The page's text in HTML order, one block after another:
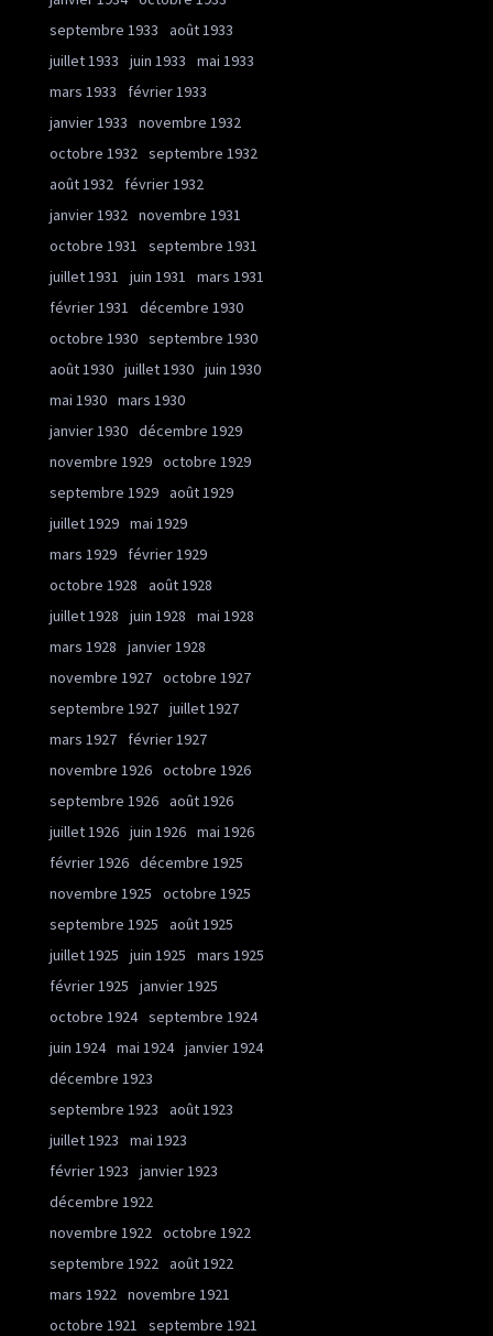
septembre 1933
août 1933
juillet 1933
juin 1933
mai 1933
mars 1933
février 1933
janvier 1933
novembre 1932
octobre 1932
septembre 1932
août 1932
février 1932
janvier 1932
novembre 1931
octobre 1931
septembre 1931
juillet 1931
juin 1931
mars 1931
février 1931
décembre 1930
octobre 1930 septembre 1930
août 1930 juillet 1930 juin 1930
mai 1930 mars 1930
janvier 1930 décembre 1929
novembre 1929 octobre 1929
septembre 1929 août 1929
juillet 1929 mai 1929
mars 1929
février 1929
octobre 1928
août 1928
juillet 1928
juin 1928
mai 1928
mars 1928
janvier 1928
novembre 1927 octobre 1927
septembre 1927 juillet 1927
mars 1927
février 1927
novembre 1926 octobre 1926
septembre 1926 août 1926
juillet 1926 juin 1926 mai 1926
février 1926 décembre 1925
novembre 1925
octobre 1925
septembre 1925
août 1925
juillet 1925
juin 1925
mars 1925
février 1925
janvier 1925
octobre 1924 septembre 1924
juin 1924 mai 1924 janvier 1924
décembre 1923
septembre 1923
août 1923
juillet 1923
mai 1923
février 1923
janvier 1923
décembre 1922
novembre 1922
octobre 1922
septembre 1922
août 1922
mars 1922
novembre 1921
octobre 1921
septembre 1921